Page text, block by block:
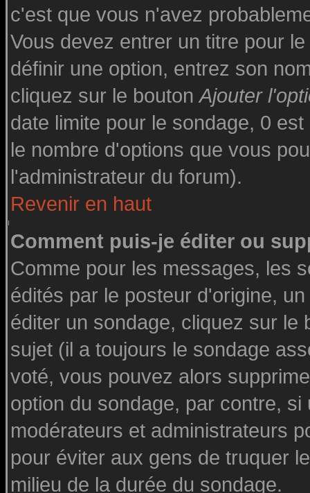
c'est que vous n'avez
Vous devez entrer un titre pour
définir une option, entrez son
cliquez sur le boutonAjouter
date limite pour le sondage, 0
le nombre d'options que vous
l'administrateur du forum).
Revenir en haut
Comment puis-je éditer ou
Comme pour les messages, les
édités par le posteur d'origine,
éditer un sondage, cliquez sur le
sujet (il a toujours le sondage
voté, vous pouvez alors
option du sondage, par contre,
modérateurs et administrateurs
pour éviter aux gens de truquer
milieu de la durée du sondage.